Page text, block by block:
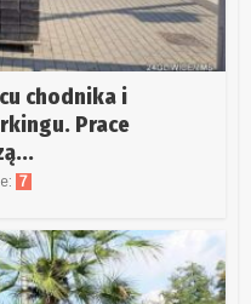
chodnika i
Prace
7